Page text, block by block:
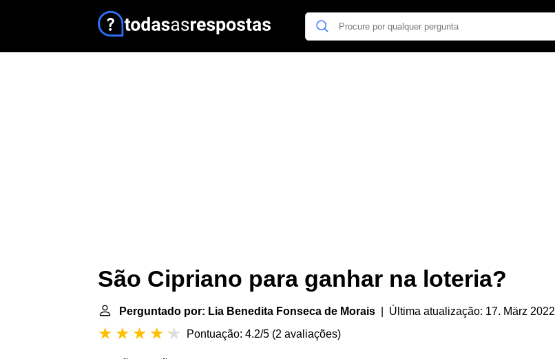
São Cipriano para ganhar na loteria?
Perguntado por: Lia Benedita Fonseca de Morais | Última atualização: 17. März 2022
Pontuação: 4.2/5 (2 avaliações)